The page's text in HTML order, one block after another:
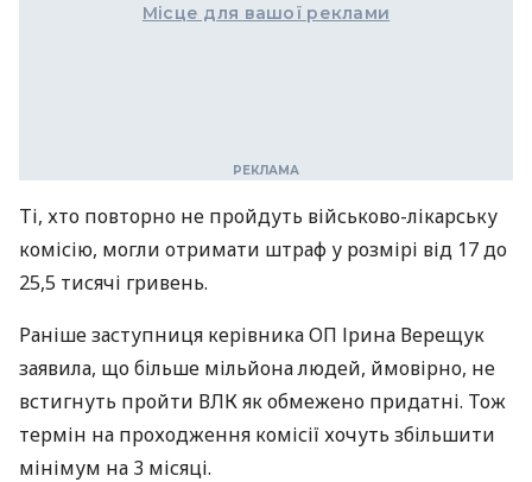
Місце для вашої реклами
Ті, хто повторно не пройдуть військово-лікарську
комісію, могли отримати штраф у розмірі від 17 до
25,5 тисячі гривень.
Раніше заступниця керівника ОП Ірина Верещук
заявила, що більше мільйона людей, ймовірно, не
встигнуть пройти ВЛК як обмежено придатні. Тож
термін на проходження комісії хочуть збільшити
мінімум на 3 місяці.